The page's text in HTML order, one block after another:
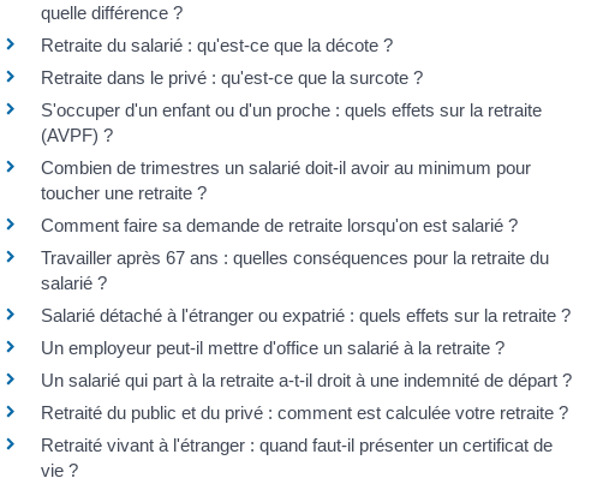
quelle différence ?
Retraite du salarié : qu'est-ce que la décote ?
Retraite dans le privé : qu'est-ce que la surcote ?
S'occuper d'un enfant ou d'un proche : quels effets sur la retraite
(AVPF) ?
Combien de trimestres un salarié doit-il avoir au minimum pour
toucher une retraite ?
Comment faire sa demande de retraite lorsqu'on est salarié ?
Travailler après 67 ans : quelles conséquences pour la retraite du
salarié ?
Salarié détaché à l'étranger ou expatrié : quels effets sur la retraite ?
Un employeur peut-il mettre d'office un salarié à la retraite ?
Un salarié qui part à la retraite a-t-il droit à une indemnité de départ ?
Retraité du public et du privé : comment est calculée votre retraite ?
Retraité vivant à l'étranger : quand faut-il présenter un certificat de
vie ?